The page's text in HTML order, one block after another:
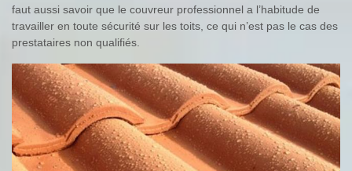
faut aussi savoir que le couvreur professionnel a l’habitude de
travailler en toute sécurité sur les toits, ce qui n’est pas le cas des
prestataires non qualifiés.